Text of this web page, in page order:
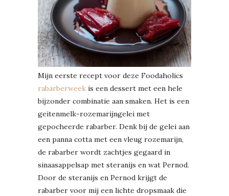
Mijn eerste recept voor deze Foodaholics
rabarberweek is een dessert met een hele
bijzonder combinatie aan smaken. Het is een
geitenmelk-rozemarijngelei met
gepocheerde rabarber. Denk bij de gelei aan
een panna cotta met een vleug rozemarijn,
de rabarber wordt zachtjes gegaard in
sinaasappelsap met steranijs en wat Pernod.
Door de steranijs en Pernod krijgt de
rabarber voor mij een lichte dropsmaak die